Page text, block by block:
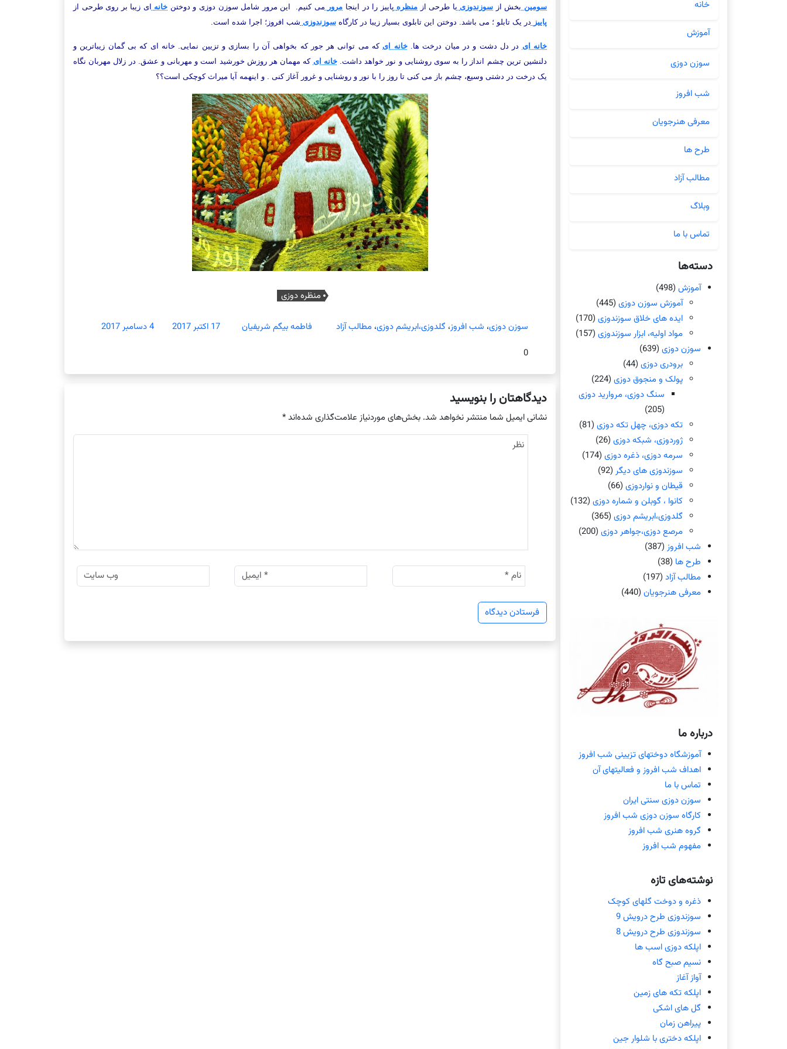
سومین بخش از سوزندوزی با طرحی از منظره پاییز را در اینجا مرور می کنیم. این مرور شامل سوزن دوزی و دوختن خانه ای زیبا بر روی طرحی از
پاییز در یک تابلو ؛ می باشد. دوختن این تابلوی بسیار زیبا در کارگاهسوزندوزی شب افروز؛ اجرا شده است.
خانه ای در دل دشت و در میان درخت ها.خانه ایکه می توانی هر جور که بخواهی آن را بسازی و تزیین نمایی. خانه ای که بی گمان زیباترین و
دلنشین ترین چشم انداز را به سوی روشنایی و نور خواهد داشت.خانه ای که مهمان هر روزش خورشید است و مهربانی و عشق. در زلال مهربان نگاه
یک درخت در دشتی وسیع، چشم باز می کنی تا روز را با نور و روشنایی و غرور آغاز کنی . و اینهمه آیا میراث کوچکی است؟؟
منظره دوزی
سوزن دوزی، شب افروز،گلدوزی،ابریشم دوزی،مطالب آزاد فاطمه بیگم شریفیان 17 اکتبر 2017
4 دسامبر 2017
0
دیدگاهتان را بنویسید
نشانی ایمیل شما منتشر نخواهد شد. بخش‌های موردنیاز علامت‌گذاری شده‌اند*
خانه
آموزش
سوزن دوزی
شب افروز
معرفی هنرجویان
طرح ها
مطالب آزاد
وبلاگ
تماس با ما
دسته‌ها
آموزش (498)
آموزش سوزن دوزی (445)
ایده های خلاق سوزندوزی (170)
مواد اولیه، ابزار سوزندوزی (157)
سوزن دوزی (639)
برودری دوزی (44)
پولک و منجوق دوزی (224)
سنگ دوزی، مروارید دوزی
(205)
تکه دوزی، چهل تکه دوزی (81)
ژوردوزی، شبکه دوزی (26)
سرمه دوزی، ذغره دوزی (174)
سوزندوزی های دیگر (92)
قیطان و نواردوزی (66)
کانوا ، گوبلن و شماره دوزی (132)
گلدوزی،ابریشم دوزی (365)
مرصع دوزی،جواهر دوزی (200)
شب افروز (387)
طرح ها (38)
مطالب آزاد (197)
معرفی هنرجویان (440)
درباره ما
آموزشگاه دوختهای تزیینی شب افروز
اهداف شب افروز و فعالیتهای آن
تماس با ما
سوزن دوزی سنتی ایران
کارگاه سوزن دوزی شب افروز
گروه هنری شب افروز
مفهوم شب افروز
نوشته‌های تازه
ذغره و دوخت گلهای کوچک
سوزندوزی طرح درویش 9
سوزندوزی طرح درویش 8
اپلکه دوزی اسب ها
نسیم صبح گاه
آواز آغاز
اپلکه تکه های زمین
گل های اشکی
پیراهن زمان
اپلکه دختری با شلوار جین